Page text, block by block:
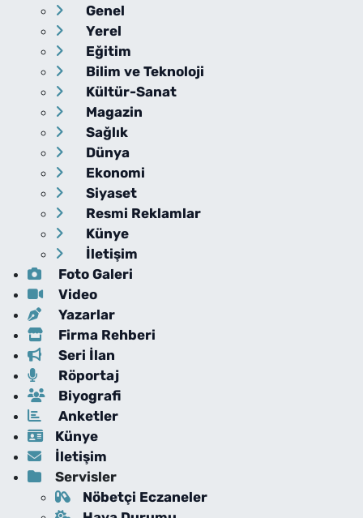
Genel
Yerel
Eğitim
Bilim ve Teknoloji
Kültür-Sanat
Magazin
Sağlık
Dünya
Ekonomi
Siyaset
Resmi Reklamlar
Künye
İletişim
Foto Galeri
Video
Yazarlar
Firma Rehberi
Seri İlan
Röportaj
Biyografi
Anketler
Künye
İletişim
Servisler
Nöbetçi Eczaneler